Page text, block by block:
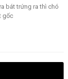
bát trứng ra thì chó
gốc